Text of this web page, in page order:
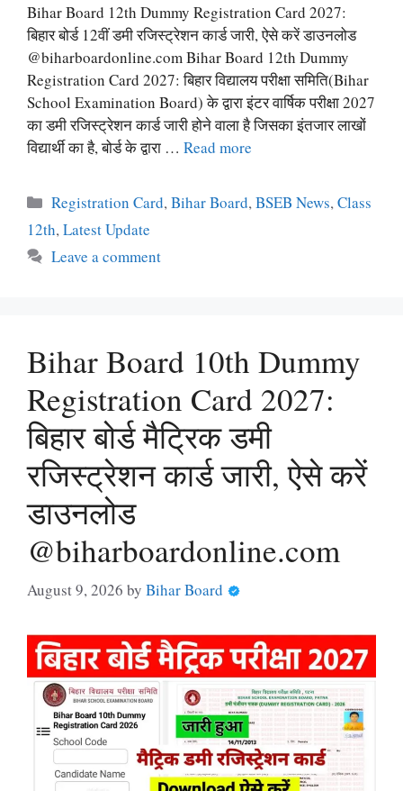
Bihar Board 12th Dummy Registration Card 2027:
बिहार बोर्ड 12वीं डमी रजिस्ट्रेशन कार्ड जारी, ऐसे करें डाउनलोड
@biharboardonline.com Bihar Board 12th Dummy
Registration Card 2027: बिहार विद्यालय परीक्षा समिति(Bihar
School Examination Board) के द्वारा इंटर वार्षिक परीक्षा 2027
का डमी रजिस्ट्रेशन कार्ड जारी होने वाला है जिसका इंतजार लाखों
विद्यार्थी का है, बोर्ड के द्वारा … Read more
Categories
Registration Card,Bihar Board,BSEB News,Class
12th,Latest Update
Leave a comment
Bihar Board 10th Dummy
Registration Card 2027:
बिहार बोर्ड मैट्रिक डमी
रजिस्ट्रेशन कार्ड जारी, ऐसे करें
डाउनलोड
@biharboardonline.com
August 9, 2026 by Bihar Board